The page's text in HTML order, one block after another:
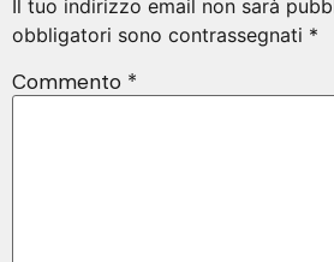
Il tuo indirizzo email non sarà
obbligatori sono contrassegnati *
Commento *